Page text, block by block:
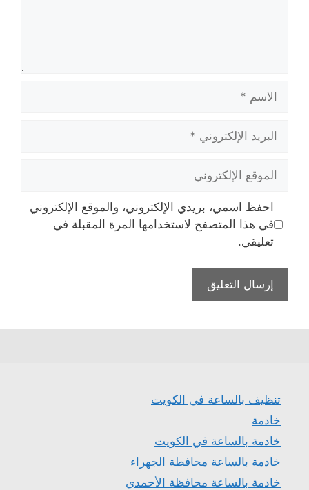
الاسم
البريد
الإلكتروني
الموقع
الإلكتروني
احفظ اسمي، بريدي الإلكتروني، والموقع الإلكتروني
في هذا المتصفح لاستخدامها المرة المقبلة في
تعليقي.
تنظيف بالساعة في الكويت
خادمة
خادمة بالساعة في الكويت
خادمة بالساعة محافطة الجهراء
خادمة بالساعة محافظة الأحمدي